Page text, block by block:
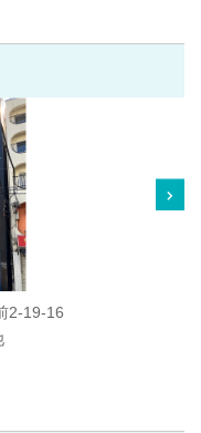
2-19-16